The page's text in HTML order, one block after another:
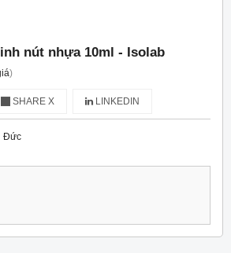
nút nhựa 10ml - Isolab
)
SHARE X LINKEDIN
Đức